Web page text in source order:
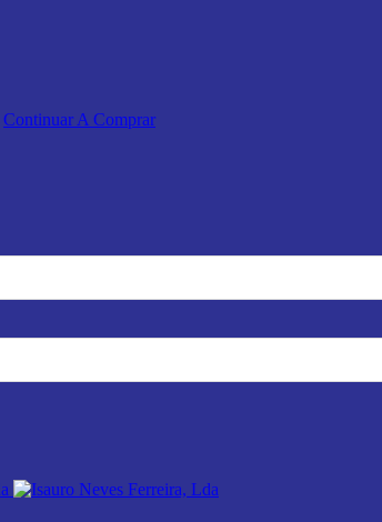
Continuar A Comprar